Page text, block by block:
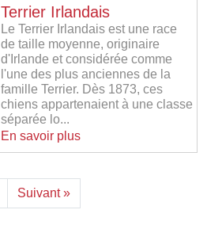
Terrier Irlandais
Le Terrier Irlandais est une race
de taille moyenne, originaire
d'Irlande et considérée comme
l'une des plus anciennes de la
famille Terrier. Dès 1873, ces
chiens appartenaient à une classe
séparée lo...
En savoir plus
Suivant »